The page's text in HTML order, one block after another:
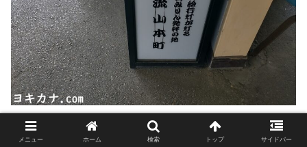
メニュー ホーム 検索 トップ サイドバー